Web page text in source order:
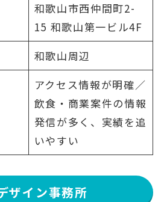
和歌山市西仲間町2-
15 和歌山第一ビル4F
和歌山周辺
アクセス情報が明確／
飲食・商業案件の情報
発信が多く、実績を追
いやすい
ザイン事務所